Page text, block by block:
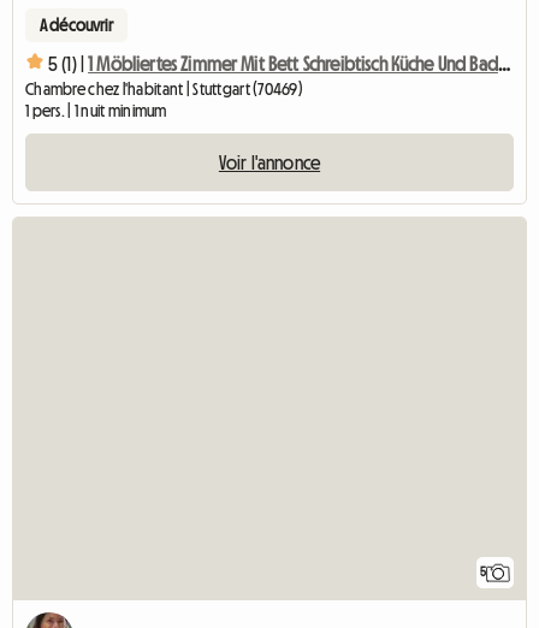
A découvrir
5 (1) | 1 Möbliertes Zimmer Mit Bett Schreibtisch Küche Und Badben
Chambre chez l'habitant | Stuttgart (70469)
1 pers. | 1 nuit minimum
Voir l'annonce
5